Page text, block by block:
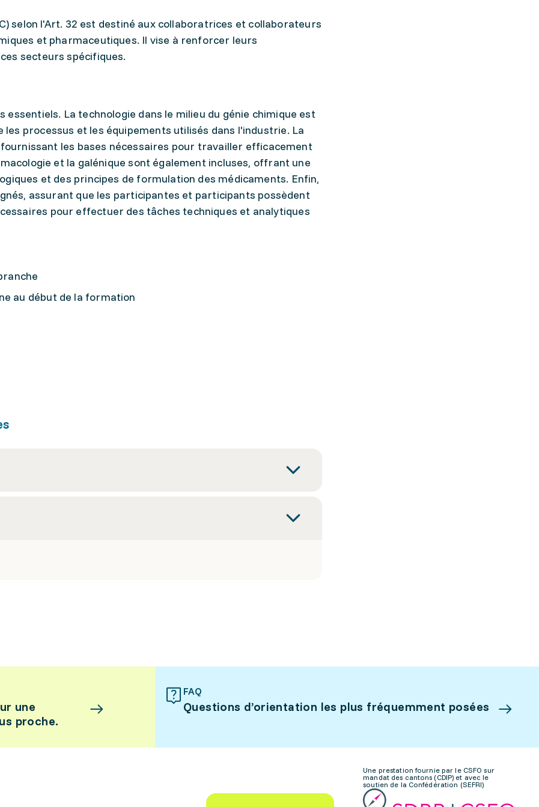
selon l'Art. 32 est destiné aux collaboratrices et collaborateurs
et pharmaceutiques. Il vise à renforcer leurs
secteurs spécifiques.
La technologie dans le milieu du génie chimique est
processus et les équipements utilisés dans l'industrie. La
les bases nécessaires pour travailler efficacement
et la galénique sont également incluses, offrant une
et des principes de formulation des médicaments. Enfin,
assurant que les participantes et participants possèdent
pour effectuer des tâches techniques et analytiques
au début de la formation
une
proche.
FAQ
Questions d’orientation les plus fréquemment posées
Une prestation fournie par le CSFO sur
mandat des cantons (CDIP) et avec le
soutien de la Confédération (SEFRI)